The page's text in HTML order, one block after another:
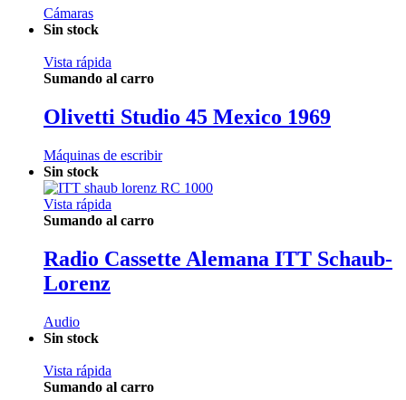
Cámaras
Sin stock
Vista rápida
Sumando al carro
Olivetti Studio 45 Mexico 1969
Máquinas de escribir
Sin stock
Vista rápida
Sumando al carro
Radio Cassette Alemana ITT Schaub-
Lorenz
Audio
Sin stock
Vista rápida
Sumando al carro